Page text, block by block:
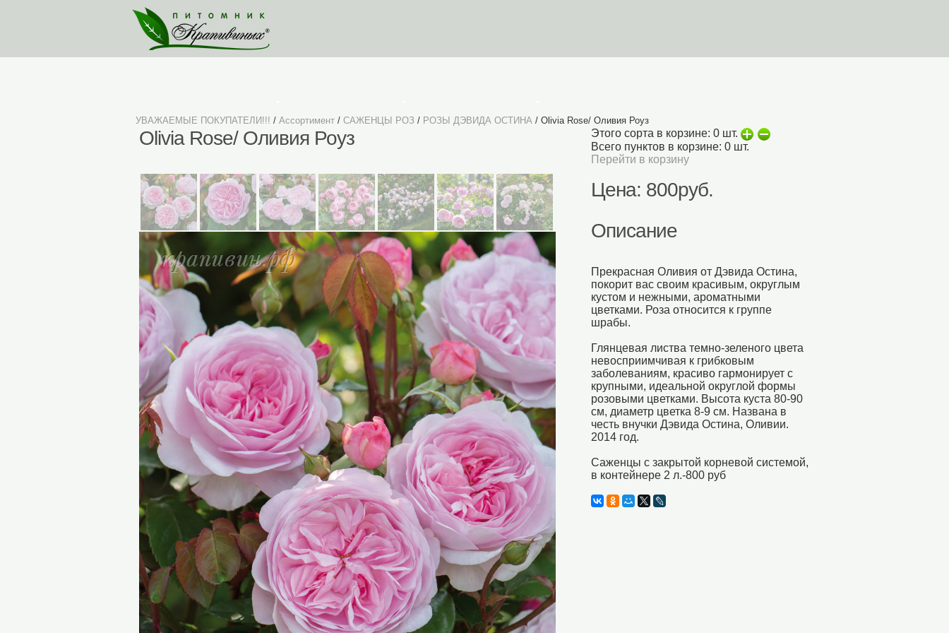
УВАЖАЕМЫЕ ПОКУПАТЕЛИ!!! / Ассортимент / САЖЕНЦЫ РОЗ / РОЗЫ ДЭВИДА ОСТИНА / Olivia Rose/ Оливия Роуз
Olivia Rose/ Оливия Роуз Этого сорта в корзине: 0 шт.
Всего пунктов в корзине: 0 шт.
Перейти в корзину
Цена: 800руб.
Описание
Прекрасная Оливия от Дэвида Остина,
покорит вас своим красивым, округлым
кустом и нежными, ароматными
цветками. Роза относится к группе
шрабы.
Глянцевая листва темно-зеленого цвета
невосприимчивая к грибковым
заболеваниям, красиво гармонирует с
крупными, идеальной округлой формы
розовыми цветками. Высота куста 80-90
см, диаметр цветка 8-9 см. Названа в
честь внучки Дэвида Остина, Оливии.
2014 год.
Саженцы с закрытой корневой системой,
в контейнере 2 л.-800 руб